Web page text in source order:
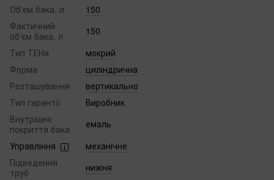
Об'єм бака, л
150
Фактичний
об'єм бака, л
150
Тип ТЕНа
мокрий
Форма
циліндрична
Розташування
вертикально
Тип гарантії
Виробник
Внутрішнє
покриття бака
емаль
Управління
механічне
Підведення
труб
нижня